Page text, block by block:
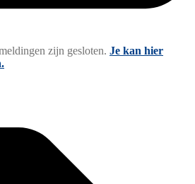
zijn gesloten. Je kan hier